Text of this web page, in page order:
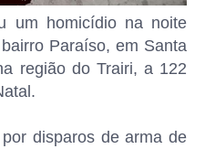
um homicídio na noite
Paraíso, em Santa
região do Trairi, a 122
disparos de arma de